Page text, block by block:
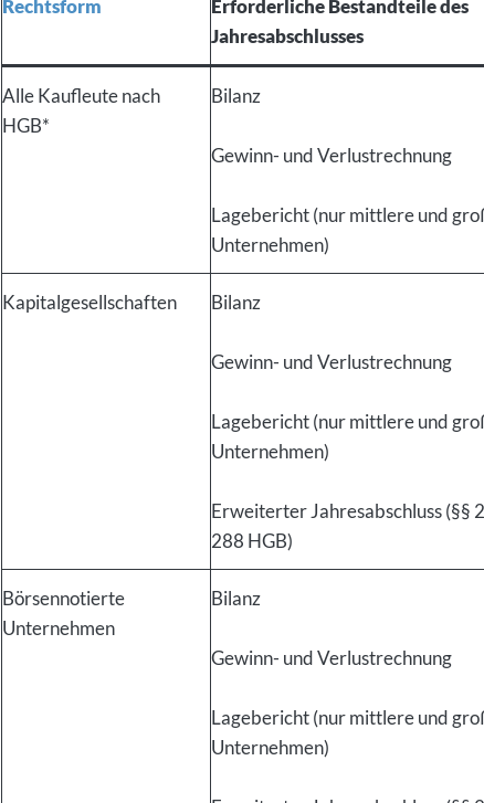
Rechtsform
Erforderliche Bestandteile des
Jahresabschlusses
Alle Kaufleute nach
HGB*
Bilanz
Gewinn- und Verlustrechnung
Lagebericht (nur mittlere und
Unternehmen)
Kapitalgesellschaften Bilanz
Gewinn- und Verlustrechnung
Lagebericht (nur mittlere und
Unternehmen)
Erweiterter Jahresabschluss (§§
288 HGB)
Börsennotierte
Unternehmen
Bilanz
Gewinn- und Verlustrechnung
Lagebericht (nur mittlere und
Unternehmen)